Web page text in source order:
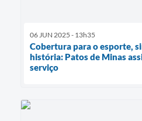
06 JUN 2025 - 13h35
Cobertura para o esporte,
história: Patos de Minas
serviço